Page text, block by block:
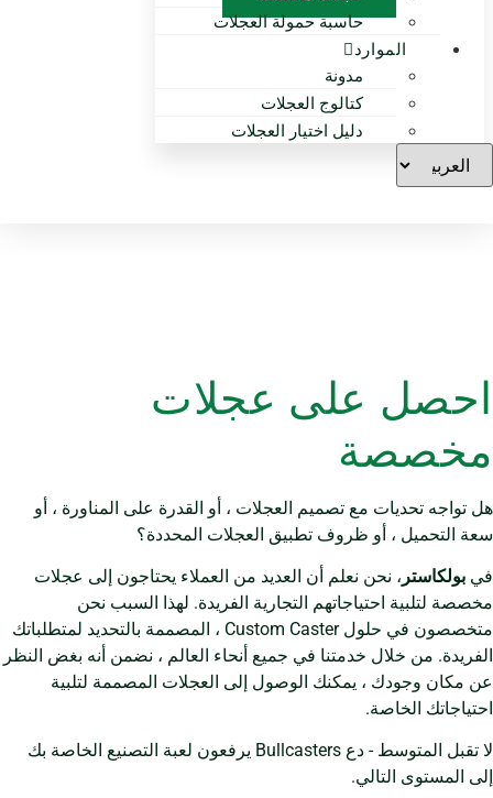
حاسبة حمولة العجلات
الموارد
مدونة
كتالوج العجلات
دليل اختيار العجلات
احصل على عجلات
مخصصة
هل تواجه تحديات مع تصميم العجلات ، أو القدرة على المناورة ، أو
سعة التحميل ، أو ظروف تطبيق العجلات المحددة؟
في بولكاستر ، نحن نعلم أن العديد من العملاء يحتاجون إلى عجلات
مخصصة لتلبية احتياجاتهم التجارية الفريدة. لهذا السبب نحن
متخصصون في حلول Custom Caster ، المصممة بالتحديد لمتطلباتك
الفريدة. من خلال خدمتنا في جميع أنحاء العالم ، نضمن أنه بغض النظر
عن مكان وجودك ، يمكنك الوصول إلى العجلات المصممة لتلبية
احتياجاتك الخاصة.
لا تقبل المتوسط ​​- دع Bullcasters يرفعون لعبة التصنيع الخاصة بك
إلى المستوى التالي.